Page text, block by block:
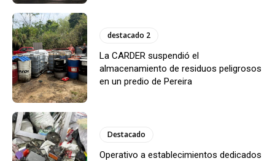
destacado 2
La CARDER suspendió el
almacenamiento de residuos peligrosos
en un predio de Pereira
Destacado
Operativo a establecimientos dedicados